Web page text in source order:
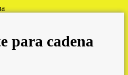
para cadena